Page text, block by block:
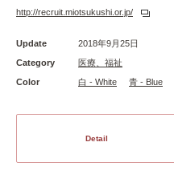
http://recruit.miotsukushi.or.jp/
Update
2018年9月25日
Category
医療、福祉
Color
白 - White 青 - Blue
Detail